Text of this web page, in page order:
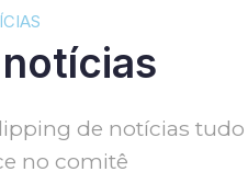
de notícias tudo
no comitê